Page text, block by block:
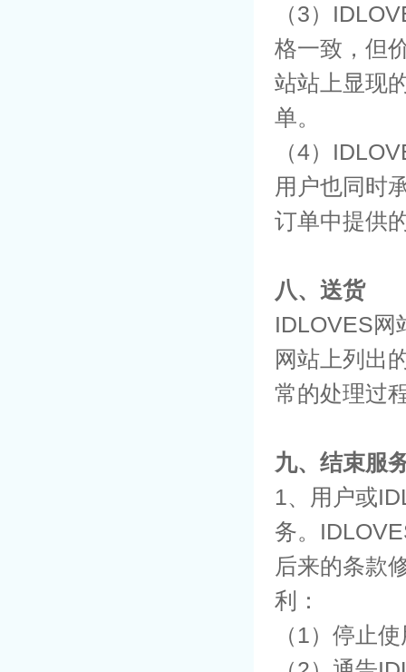
（3）
格一致，但
站站上显现
单。
（4）
用户也同时
订单中提供
八、送货
IDLOVES网
网站上列出
常的处理过
九、结束服
1、用户或
务。
后来的条款
利：
（1）停止